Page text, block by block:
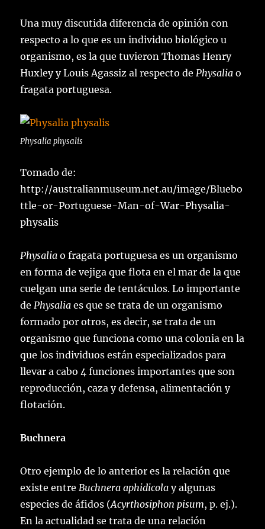
Una muy discutida diferencia de opinión con
respecto a lo que es un individuo biológico u
organismo, es la que tuvieron Thomas Henry
Huxley y Louis Agassiz al respecto de Physalia o
fragata portuguesa.
Physalia physalis
Tomado de:
http://australianmuseum.net.au/image/Bluebo
ttle-or-Portuguese-Man-of-War-Physalia-
physalis
Physaliao fragata portuguesa es un organismo
en forma de vejiga que flota en el mar de la que
cuelgan una serie de tentáculos. Lo importante
de Physalia es que se trata de un organismo
formado por otros, es decir, se trata de un
organismo que funciona como una colonia en la
que los individuos están especializados para
llevar a cabo 4 funciones importantes que son
reproducción, caza y defensa, alimentación y
flotación.
Buchnera
Otro ejemplo de lo anterior es la relación que
existe entre Buchnera aphidicola y algunas
especies de áfidos (Acyrthosiphon pisum, p. ej.).
En la actualidad se trata de una relación